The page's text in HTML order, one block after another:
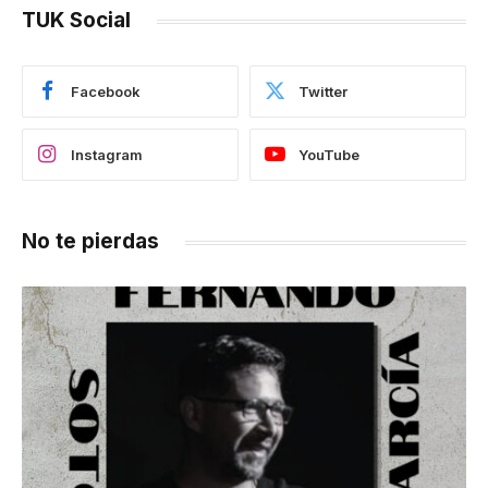
TUK Social
Facebook Twitter
Instagram YouTube
No te pierdas